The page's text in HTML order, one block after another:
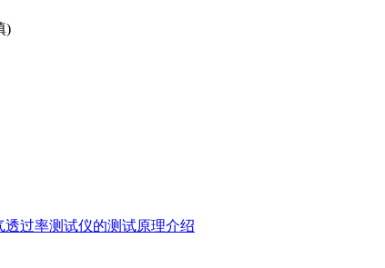
)
透过率测试仪的测试原理介绍